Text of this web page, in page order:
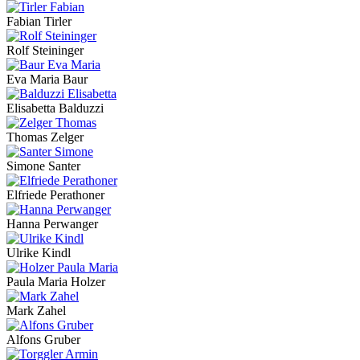
Fabian Tirler
Rolf Steininger
Eva Maria Baur
Elisabetta Balduzzi
Thomas Zelger
Simone Santer
Elfriede Perathoner
Hanna Perwanger
Ulrike Kindl
Paula Maria Holzer
Mark Zahel
Alfons Gruber